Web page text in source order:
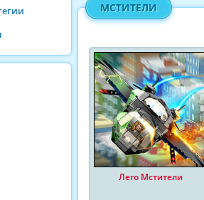
МСТИТЕЛИ
Лего Мстители